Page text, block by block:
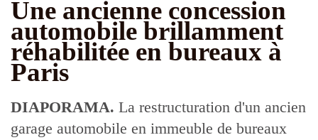
Une ancienne concession
automobile brillamment
réhabilitée en bureaux à
Paris
DIAPORAMA. La restructuration d'un ancien
garage automobile en immeuble de bureaux